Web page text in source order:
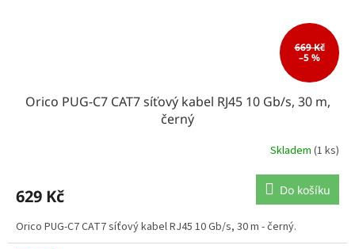
669 Kč
–5 %
Orico PUG-C7 CAT7 síťový kabel RJ45 10 Gb/s, 30 m,
černý
Skladem (1 ks)
629 Kč Do košíku
Orico PUG-C7 CAT7 síťový kabel RJ45 10 Gb/s, 30 m - černý.